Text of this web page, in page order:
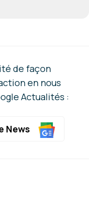
de façon
en nous
Actualités :
News